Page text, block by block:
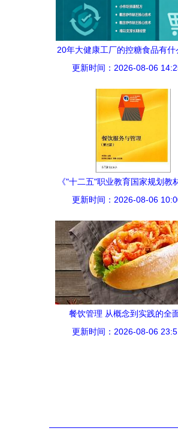
20年大健康工厂的控糖食品有什
更新时间：2026-08-06
《"十二五"职业教育国家规划教
务与管理(第3版)》 李贤政【摘
更新时间：2026-08-06
餐饮管理 从概念到实践的全
更新时间：2026-08-06